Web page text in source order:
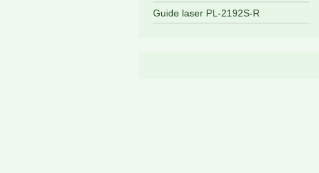
Guide laser PL-2192S-R